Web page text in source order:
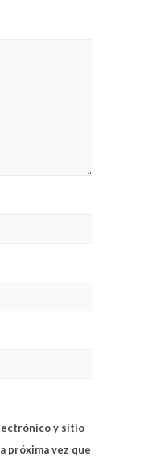
y sitio
próxima vez que